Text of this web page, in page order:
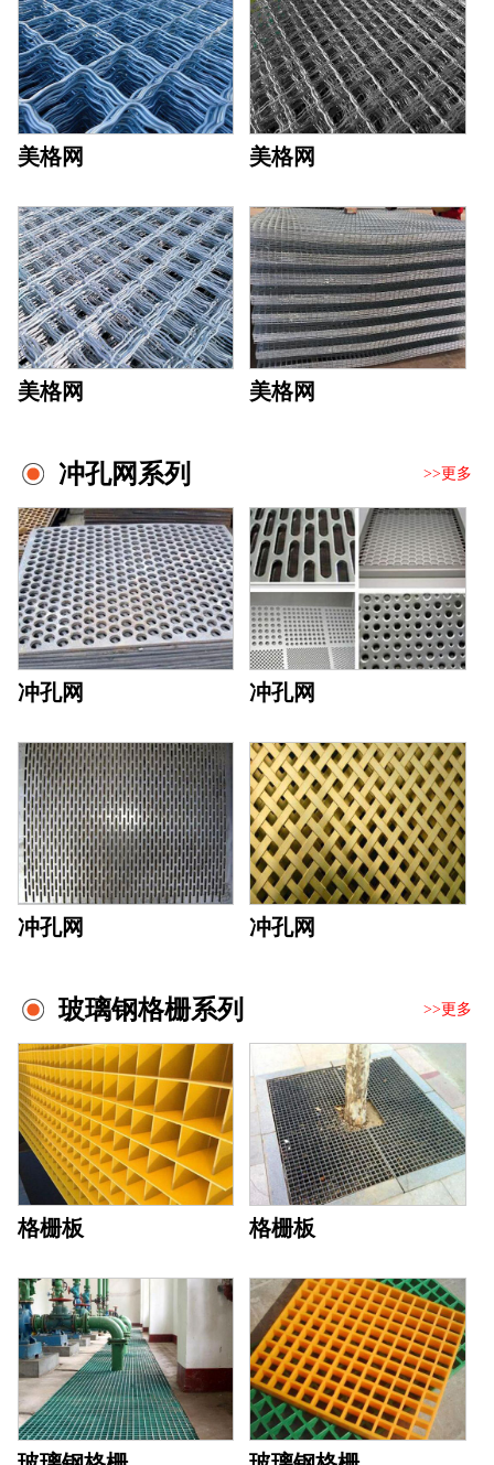
美格网 美格网
美格网 美格网
冲孔网系列 >>更多
冲孔网 冲孔网
冲孔网 冲孔网
玻璃钢格栅系列 >>更多
格栅板 格栅板